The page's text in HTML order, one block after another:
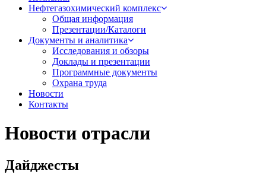
Нефтегазохимический комплекс
Общая информация
Презентации/Каталоги
Документы и аналитика
Исследования и обзоры
Доклады и презентации
Программные документы
Охрана труда
Новости
Контакты
Новости отрасли
Дайджесты